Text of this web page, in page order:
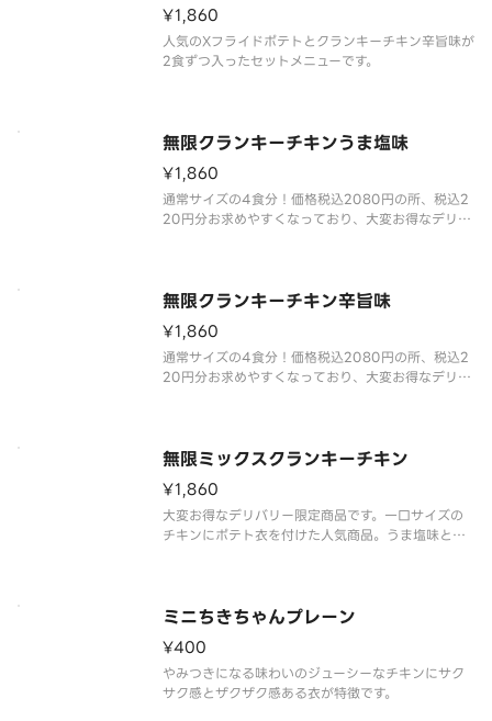
¥1,860
人気のXフライドポテトとクランキーチキン辛旨味が
2食ずつ入ったセットメニューです。
無限クランキーチキンうま塩味
¥1,860
通常サイズの4食分！価格税込2080円の所、税込2
20円分お求めやすくなっており、大変お得なデリバ
無限クランキーチキン辛旨味
¥1,860
通常サイズの4食分！価格税込2080円の所、税込2
20円分お求めやすくなっており、大変お得なデリバ
さが特長で、辛い物好きの方にも指示される味付け
無限ミックスクランキーチキン
¥1,860
大変お得なデリバリー限定商品です。一口サイズの
チキンにポテト衣を付けた人気商品。うま塩味と辛
ミニちきちゃんプレーン
¥400
やみつきになる味わいのジューシーなチキンにサク
サク感とザクザク感ある衣が特徴です。